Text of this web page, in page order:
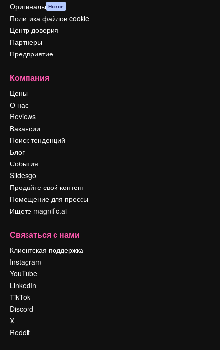
Оригиналы Новое
Политика файлов cookie
Центр доверия
Партнеры
Предприятие
Компания
Цены
О нас
Reviews
Вакансии
Поиск тенденций
Блог
События
Slidesgo
Продайте свой контент
Помещение для прессы
Ищете magnific.ai
Связаться с нами
Клиентская поддержка
Instagram
YouTube
LinkedIn
TikTok
Discord
X
Reddit